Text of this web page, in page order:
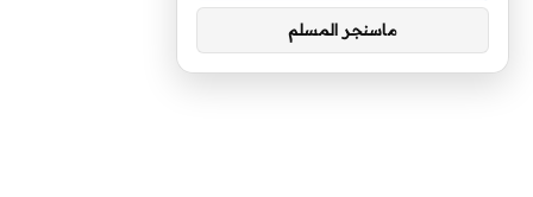
ماسنجر المسلم